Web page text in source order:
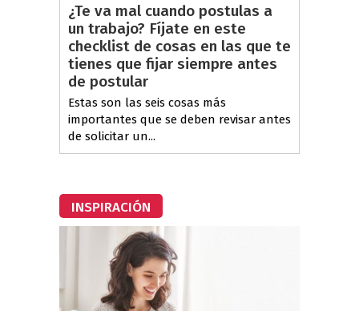
¿Te va mal cuando postulas a
un trabajo? Fíjate en este
checklist de cosas en las que te
tienes que fijar siempre antes
de postular
Estas son las seis cosas más
importantes que se deben revisar antes
de solicitar un...
INSPIRACIÓN